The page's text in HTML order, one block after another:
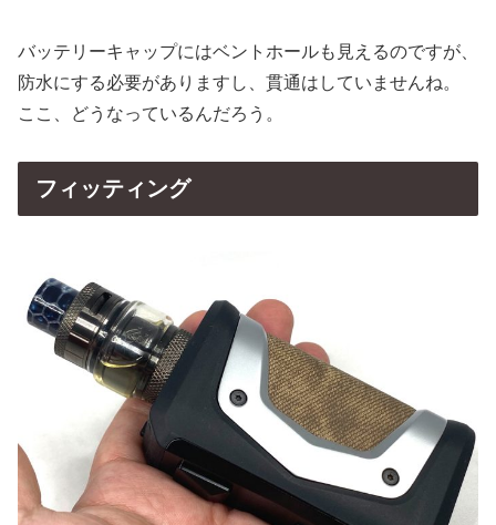
バッテリーキャップにはベントホールも見えるのですが、
防水にする必要がありますし、貫通はしていませんね。
ここ、どうなっているんだろう。
フィッティング